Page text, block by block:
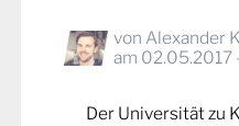
von Alexander
am 02.05.2017
Der Universität zu